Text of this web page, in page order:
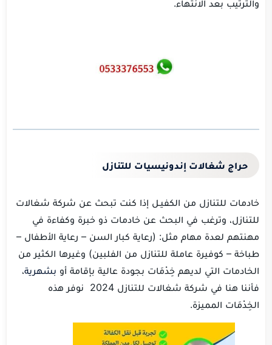
والترتيب بعد الانتهاء.
حراج شغالات إندونيسيات للتنازل
خادمات للتنازل من الكفيـل إذا كنت تبحث عن شركة شغالات
للتنازل، وترغب في البحث عن خادمات ذو خبرة وكفاءة في
مهنتهم لعدة مهام مثل: (رعاية كبار السن – رعاية الأطفال –
طباخة – كوفيرة عاملة للتنازل من الفلبين) وغيرها الكثير من
الخادمات التي لديهم خِدْمَات بجودة عالية بإقامة أو بشهرية،
فأننا هنا في شركة شغالات للتنازل 2024 نوفر هذه
الخِدْمَات المميزة.